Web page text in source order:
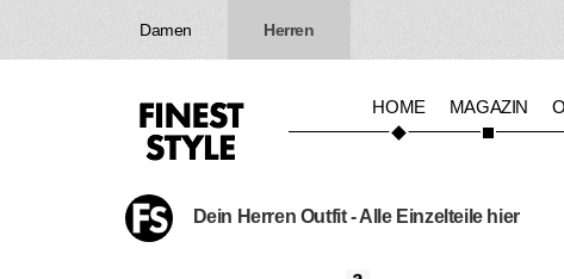
Damen Herren
HOME MAGAZIN
Dein Herren Outfit - Alle Einzelteile hier